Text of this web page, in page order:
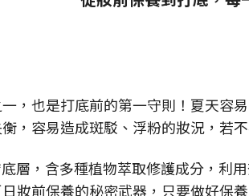
，也是打底前的第一守則！夏天容
，容易造成斑駁、浮粉的妝況，若
層，含多種植物萃取修護成分，利
妝前保養的秘密武器，只要做好保